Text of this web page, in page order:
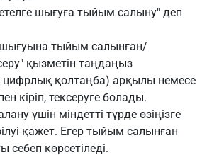
шығуға тыйым салыну" деп
тыйым салынған/
қызметін таңдаңыз
қолтаңба) арқылы немесе
кіріп, тексеруге болады.
үшін міндетті түрде өзіңізге
қажет. Егер тыйым салынған
себеп көрсетіледі.